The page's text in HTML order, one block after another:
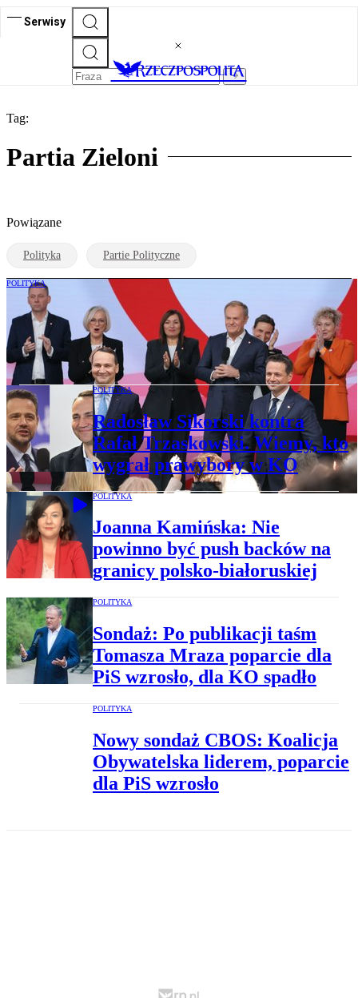
Serwisy
Tag:
Partia Zieloni
Powiązane
Polityka Partie Polityczne
POLITYKA
Prawybory w KO. Trzaskowski pokonał
Sikorskiego. „Mam bardzo mocny
mandat i dużo odwagi”
POLITYKA
Radosław Sikorski kontra
Rafał Trzaskowski. Wiemy, kto
wygrał prawybory w KO
POLITYKA
Joanna Kamińska: Nie
powinno być push backów na
granicy polsko-białoruskiej
POLITYKA
Sondaż: Po publikacji taśm
Tomasza Mraza poparcie dla
PiS wzrosło, dla KO spadło
POLITYKA
Nowy sondaż CBOS: Koalicja
Obywatelska liderem, poparcie
dla PiS wzrosło